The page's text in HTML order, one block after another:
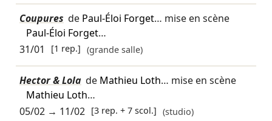
Coupures de Paul-Éloi Forget… mise en scène
Paul-Éloi Forget…
31/01
[1 rep.] (grande salle)
Hector & Lola de Mathieu Loth… mise en scène
Mathieu Loth…
05/02→ 11/02 [3 rep. + 7 scol.] (studio)